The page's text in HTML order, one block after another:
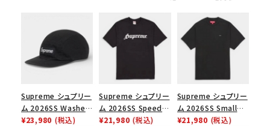
価格から探す
在庫のない商品を表示する
Supreme シュプリー
ム 2026SS Washed
Chino Twill Camp
¥23,980 (税込)
Supreme シュプリー
ム 2026SS Speed
Tee スピードTシャツ
¥21,980 (税込)
Supreme シュプリー
ム 2026SS Small
Box Tee スモールボ
¥21,980 (税込)